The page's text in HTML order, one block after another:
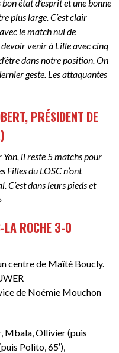
état d’esprit et une bonne
plus large. C’est clair
le match nul de
venir à Lille avec cinq
dans notre position. On
geste. Les attaquantes
PRÉSIDENT DE
il reste 5 matchs pour
Filles du LOSC n’ont
C’est dans leurs pieds et
LA ROCHE 3-0
centre de Maïté Boucly.
de Noémie Mouchon
Mbala, Ollivier (puis
Polito, 65′),